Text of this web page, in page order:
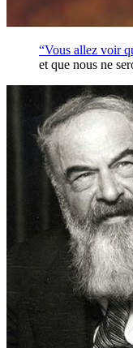
“Vous allez voir
et que nous ne